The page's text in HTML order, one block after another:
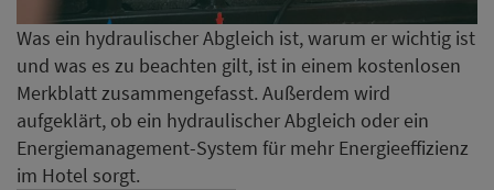
Was ein hydraulischer Abgleich ist, warum er wichtig ist
und was es zu beachten gilt, ist in einem kostenlosen
Merkblatt zusammengefasst. Außerdem wird
aufgeklärt, ob ein hydraulischer Abgleich oder ein
Energiemanagement-System für mehr Energieeffizienz
im Hotel sorgt.